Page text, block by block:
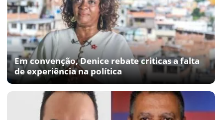
Em convenção, Denice rebate criticas a falta
de experiência na política